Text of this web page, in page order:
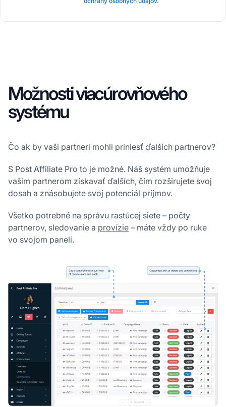
Možnosti viacúrovňového
systému
Čo ak by vaši partneri mohli priniesť ďalších partnerov?
S Post Affiliate Pro to je možné. Náš systém umožňuje
vašim partnerom získavať ďalších, čím rozširujete svoj
dosah a znásobujete svoj potenciál príjmov.
Všetko potrebné na správu rastúcej siete – počty
partnerov, sledovanie a provízie – máte vždy po ruke
vo svojom paneli.